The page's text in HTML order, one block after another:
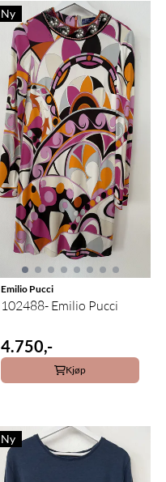
Ny
Emilio Pucci
102488- Emilio Pucci
4.750,-
Kjøp
Ny